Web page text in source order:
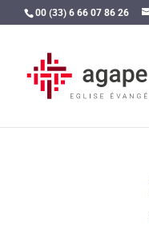
00 (33) 6 66 07 86 26